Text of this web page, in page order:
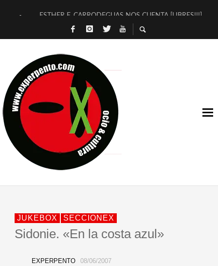
ESTHER F. CARRODEGUAS NOS CUENTA [LIBRES!!!]
[TERRA DE GUAPES] DE SANDRA MONFORT
TIMBRE 4, LA ESCUELA DEL DIRECTOR TEATRAL CLAUDIO
30 AÑOS (NO ES NADA) DE LA KATARSIS DEL TOMATAZO
MILITARES JUDÍAS EN #EXVITA
D’BALDOMEROS REINVENTAN [BITÁCORA 3.0] EN EXVITA
MARSHALL FLASH PRESENTA EN EXVITA [RELATIVA
JOFRE BARDAGÍ EN EXVITA INTERPRETANDO A SERRAT
JUKEBOX SECCIONEX
Sidonie. «En la costa azul»
EXPERPENTO 08/06/2007